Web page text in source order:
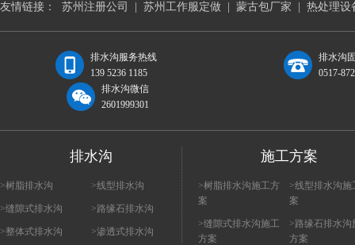
友情链接： 苏州注册公司 苏州工作服定做 蒙古包厂家 热处理设
排水沟服务热线
139 5236 1185
排水沟
0517-
排水沟微信
2601999301
排水沟
>树脂排水沟 >线型排水沟
>缝隙式排水沟 >路缘石排水沟
>整体式排水沟 >渗透式排水沟
施工方案
>树脂排水沟施工方
案
>线型排水沟施
案
>缝隙式排水沟施工
方案
>路缘石排水沟
方案